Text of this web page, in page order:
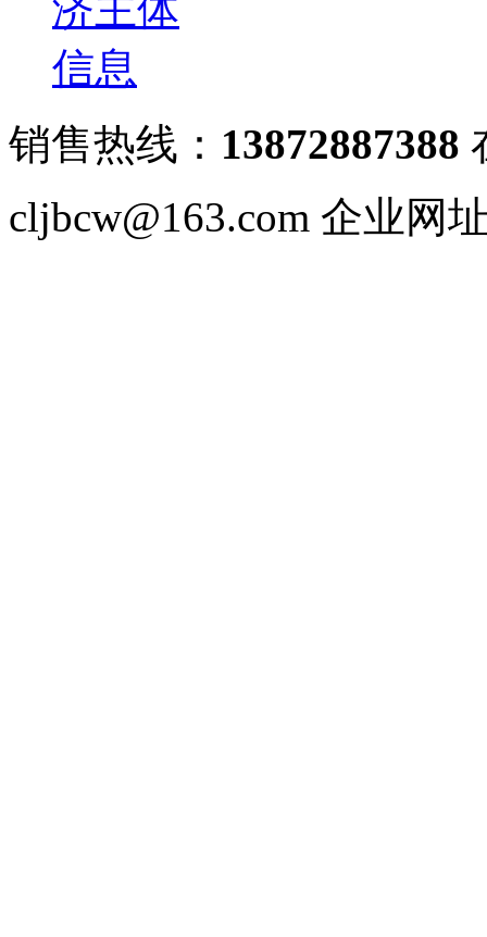
销售热线： 13872887388
cljbcw@163.com 企业网